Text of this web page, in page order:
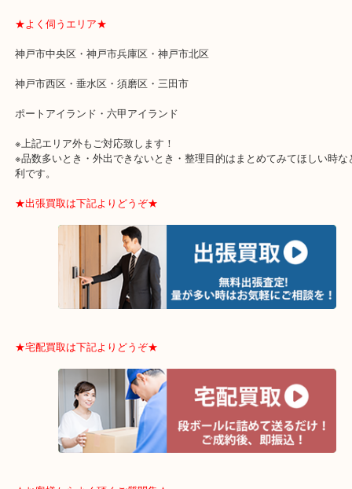
物を整理するケースは年々増加傾向です。
★よく伺うエリア★
神戸市西区・垂水区・須磨区・三田市
ポートアイランド・六甲アイランド
※上記エリア外もご対応致します！
※品数多いとき・外出できないとき・整理目的はまとめてみてほし
★出張買取は下記よりどうぞ★